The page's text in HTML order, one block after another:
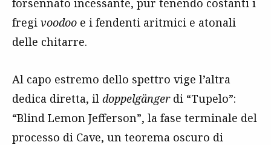
forsennato incessante, pur tenendo costanti i
fregi voodoo e i fendenti aritmici e atonali
delle chitarre.
Al capo estremo dello spettro vige l’altra
dedica diretta, il doppelgängerdi “Tupelo”:
“Blind Lemon Jefferson”, la fase terminale del
processo di Cave, un teorema oscuro di